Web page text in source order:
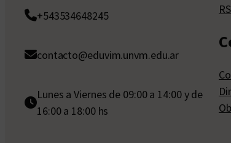
+543534648245
contacto@eduvim.unvm.edu.ar
Lunes a Viernes de 09:00 a 14:00 y de
16:00 a 18:00 hs